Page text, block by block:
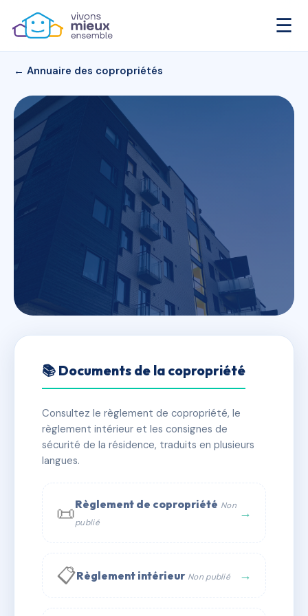
☰
← Annuaire des copropriétés
LIMAGNE
✓ Immatriculée 🏠 43 lots 🏗 1 bâtiment(s)
📞 Contacter Syndic Digital
📚 Documents de la copropriété
Consultez le règlement de copropriété, le
règlement intérieur et les consignes de
sécurité de la résidence, traduits en plusieurs
langues.
📜Règlement de copropriété Non
publié
→
📋Règlement intérieur Non publié →